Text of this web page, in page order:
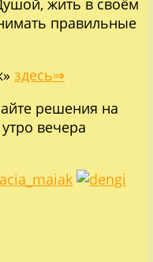
жить в своём
правильные
здесь⇒
решения на
вечера